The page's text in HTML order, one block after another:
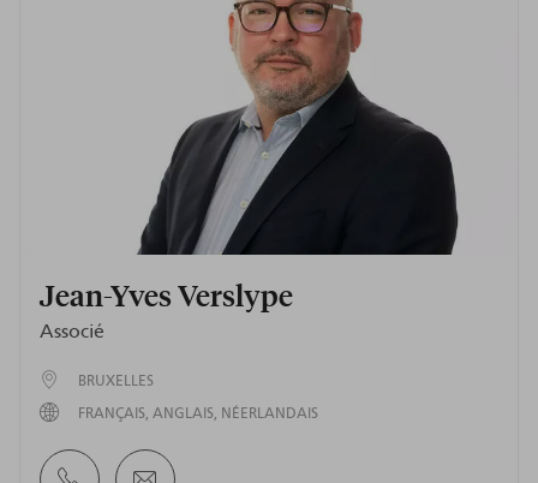
Jean-Yves Verslype
Associé
BRUXELLES
FRANÇAIS ANGLAIS NÉERLANDAIS